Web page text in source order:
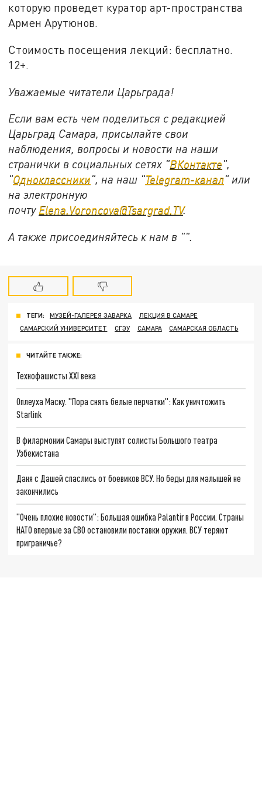
которую проведет куратор арт-пространства
Армен Арутюнов.
Стоимость посещения лекций: бесплатно.
12+.
Уважаемые читатели Царьграда!
Если вам есть чем поделиться с редакцией
Царьград Самара, присылайте свои
наблюдения, вопросы и новости на наши
странички в социальных сетях "ВКонтакте",
"Одноклассники", на наш "Telegram-канал" или
на электронную
почту Elena.Voroncova@Tsargrad.TV.
А также присоединяйтесь к нам в "".
ТЕГИ: МУЗЕЙ-ГАЛЕРЕЯ ЗАВАРКА
ЛЕКЦИЯ В САМАРЕ
САМАРСКИЙ УНИВЕРСИТЕТ
СГЭУ САМАРА САМАРСКАЯ ОБЛАСТЬ
ЧИТАЙТЕ ТАКЖЕ:
Технофашисты XXI века
Оплеуха Маску. "Пора снять белые перчатки": Как уничтожить
Starlink
В филармонии Самары выступят солисты Большого театра
Узбекистана
Даня с Дашей спаслись от боевиков ВСУ. Но беды для малышей не
закончились
"Очень плохие новости": Большая ошибка Palantir в России. Страны
НАТО впервые за СВО остановили поставки оружия. ВСУ теряют
приграничье?